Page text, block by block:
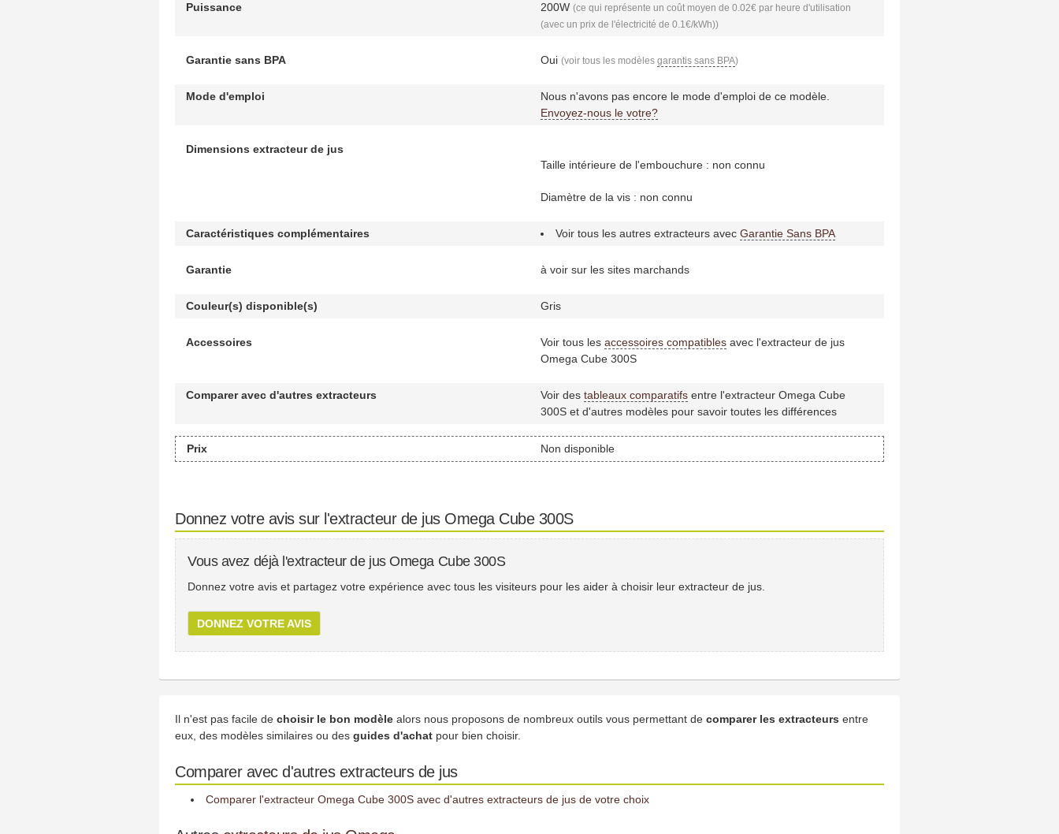
Puissance 200W (ce qui représente un coût moyen de 0.02€ par heure d'utilisation
(avec un prix de l'électricité de 0.1€/kWh))
Garantie sans BPA Oui (voir tous les modèles garantis sans BPA)
Mode d'emploi
Nous n'avons pas encore le mode d'emploi de ce modèle.
Envoyez-nous le votre?
Dimensions extracteur de jus
Taille intérieure de l'embouchure : non connu
Diamètre de la vis : non connu
Caractéristiques complémentaires Voir tous les autres extracteurs avec Garantie Sans BPA
Garantie à voir sur les sites marchands
Couleur(s) disponible(s) Gris
Accessoires Voir tous les accessoires compatiblesavec l'extracteur de jus
Omega Cube 300S
Comparer avec d'autres extracteurs Voir des tableaux comparatifsentre l'extracteur Omega Cube
300S et d'autres modèles pour savoir toutes les différences
Prix Non disponible
Donnez votre avis sur l'extracteur de jus Omega Cube 300S
Vous avez déjà l'extracteur de jus Omega Cube 300S
Donnez votre avis et partagez votre expérience avec tous les visiteurs pour les aider à choisir leur extracteur de jus.
DONNEZ VOTRE AVIS
Il n'est pas facile de choisir le bon modèle alors nous proposons de nombreux outils vous permettant de comparer les extracteurs entre
eux, des modèles similaires ou des guides d'achat pour bien choisir.
Comparer avec d'autres extracteurs de jus
Comparer l'extracteur Omega Cube 300S avec d'autres extracteurs de jus de votre choix